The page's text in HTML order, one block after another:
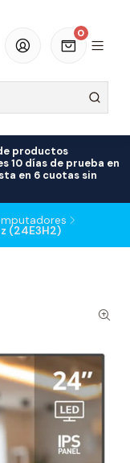
0
productos
10 días de prueba en
en 6 cuotas sin
(24E3H2)